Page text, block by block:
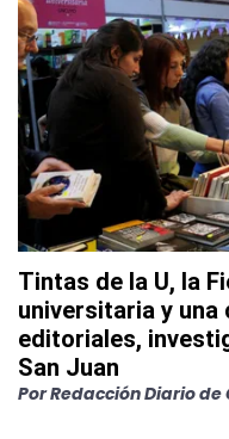
Tintas de la U, la
universitaria y
editoriales,
San Juan
PorRedacción Diario de